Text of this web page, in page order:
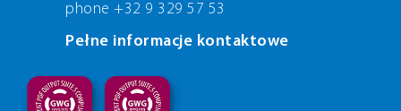
phone +32 9 329 57 53
Pełne informacje kontaktowe